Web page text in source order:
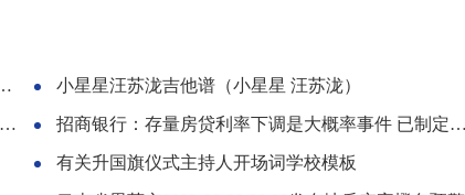
小星星汪苏泷吉他谱（小星星 汪苏泷）
招商银行：存量房贷利率下调是大概率事件 已制定了相关预案
有关升国旗仪式主持人开场词学校模板